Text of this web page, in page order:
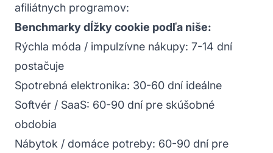
afiliátnych programov:
Benchmarky dĺžky cookie podľa niše:
Rýchla móda / impulzívne nákupy: 7-14 dní
postačuje
Spotrebná elektronika: 30-60 dní ideálne
Softvér / SaaS: 60-90 dní pre skúšobné
obdobia
Nábytok / domáce potreby: 60-90 dní pre